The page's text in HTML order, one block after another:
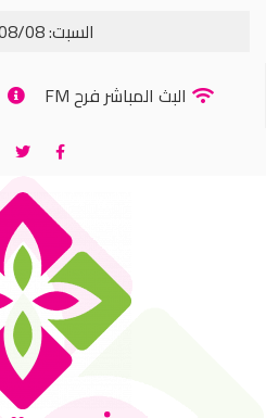
السبت: 2026/08/08
البث المباشر فرح FM